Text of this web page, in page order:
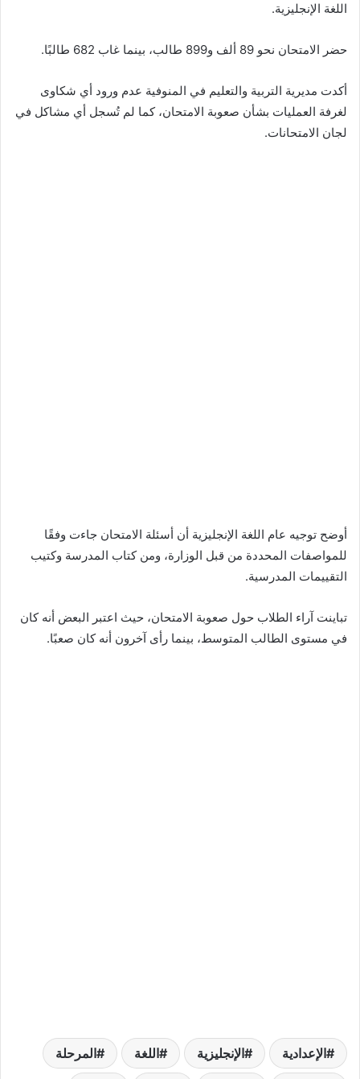
اللغة الإنجليزية.
حضر الامتحان نحو 89 ألف و899 طالب، بينما غاب 682 طالبًا.
أكدت مديرية التربية والتعليم في المنوفية عدم ورود أي شكاوى
لغرفة العمليات بشأن صعوبة الامتحان، كما لم تُسجل أي مشاكل في
لجان الامتحانات.
أوضح توجيه عام اللغة الإنجليزية أن أسئلة الامتحان جاءت وفقًا
للمواصفات المحددة من قبل الوزارة، ومن كتاب المدرسة وكتيب
التقييمات المدرسية.
تباينت آراء الطلاب حول صعوبة الامتحان، حيث اعتبر البعض أنه كان
في مستوى الطالب المتوسط، بينما رأى آخرون أنه كان صعبًا.
الإعدادية الإنجليزية اللغة المرحلة